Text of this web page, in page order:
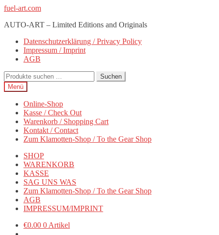
Zur
springen
Zum
springen
fuel-art.com
AUTO-ART – Limited Editions and Originals
Datenschutzerklärung / Privacy Policy
Impressum / Imprint
AGB
Suchen
nach:
Suchen
Menü
Online-Shop
Kasse / Check Out
Warenkorb / Shopping Cart
Kontakt / Contact
Zum Klamotten-Shop / To the Gear Shop
SHOP
WARENKORB
KASSE
SAG UNS WAS
Zum Klamotten-Shop / To the Gear Shop
AGB
IMPRESSUM/IMPRINT
€0.00 0 Artikel